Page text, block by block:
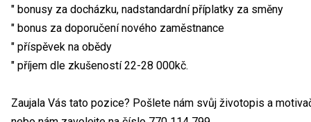
" bonusy za docházku, nadstandardní příplatky za směny
" bonus za doporučení nového zaměstnance
" příspěvek na obědy
" příjem dle zkušeností 22-28 000kč.
Zaujala Vás tato pozice? Pošlete nám svůj životopis a